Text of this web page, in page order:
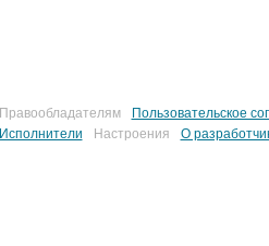
Правообладателям
Пользовательское
Исполнители
Настроения О